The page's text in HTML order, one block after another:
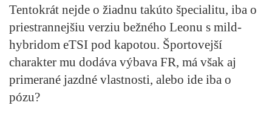
Tentokrát nejde o žiadnu takúto špecialitu, iba o
priestrannejšiu verziu bežného Leonu s mild-
hybridom eTSI pod kapotou. Športovejší
charakter mu dodáva výbava FR, má však aj
primerané jazdné vlastnosti, alebo ide iba o
pózu?